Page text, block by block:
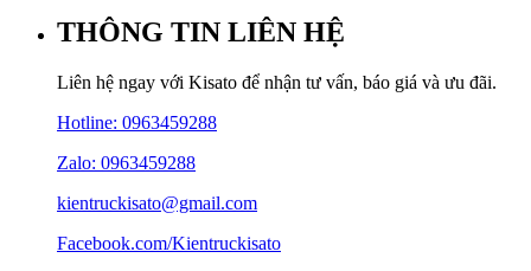
THÔNG TIN LIÊN HỆ
Liên hệ ngay với Kisato để nhận tư vấn, báo giá và ưu đãi.
Hotline: 0963459288
Zalo: 0963459288
kientruckisato@gmail.com
Facebook.com/Kientruckisato